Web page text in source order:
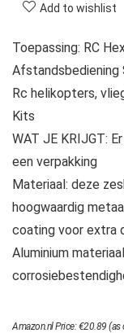
Add to wishlist
Toepassing: RC
Afstandsbediening
Rc helikopters,
Kits
WAT JE KRIJGT:
een verpakking
Materiaal: deze
hoogwaardig
coating voor extra
Aluminium
Amazon.nl Price:€20.89 (as